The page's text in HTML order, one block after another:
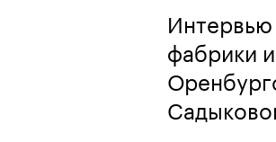
фабрики